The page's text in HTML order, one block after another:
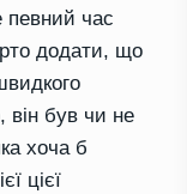
певний час
додати, що
був чи не
хоча б
цієї